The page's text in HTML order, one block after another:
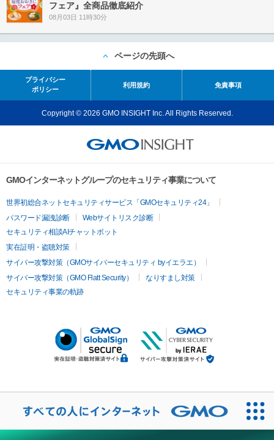
フェア』全商品徹底紹介
08月03日 11時30分
ページの先頭へ
プライバシー
ポリシー
利用規約 免責事項
Copyright © 2026 GMO INSIGHT Inc. All Rights Reserved.
GMOインターネットグループのセキュリティ事業について
世界初総合ネットセキュリティサービス「GMOセキュリティ24」
パスワード漏洩診断
Webサイトリスク診断
セキュリティ相談AIチャットボット
実在証明・盗聴対策
サイバー攻撃対策（GMOサイバーセキュリティ byイエラエ）
サイバー攻撃対策（GMO Flatt Security）
なりすまし対策
セキュリティ事業の軌跡